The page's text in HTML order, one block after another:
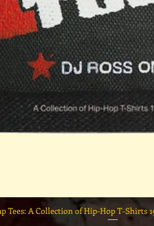
त्वरित दृश्य
Tees: A Collection of Hip-Hop T-Shirts